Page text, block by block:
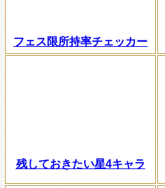
フェス限所持率チェッカー
残しておきたい星4キャラ